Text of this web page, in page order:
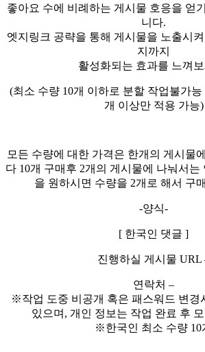
좋아요 수에 비례하는 게시물 호응을 얻
니다.
엣지링크 공략을 통해 게시물을 노출시
지까지
활성화되는 효과를 느껴
(최소 수량 10개 이하로 분할 작업불가능
개 이상만 적용 가능)
모든 수량에 대한 가격은 한개의 게시물
다 10개 구매후 2개의 게시물에 나눠서는
을 원하시면 수량을 2개로 해서 구
-양식-
[ 한국인 댓글 ]
진행하실 게시물 URL
연락처 –
※작업 도중 비공개 혹은 패스워드 변경
있으며, 개인 정보는 작업 완료 후
※한국인 최소 수량 10